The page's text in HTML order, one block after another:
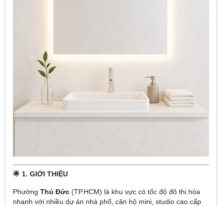
🌟 1. GIỚI THIỆU
Phường Thủ Đức (TP.HCM) là khu vực có tốc độ đô thị hóa
nhanh với nhiều dự án nhà phố, căn hộ mini, studio cao cấp